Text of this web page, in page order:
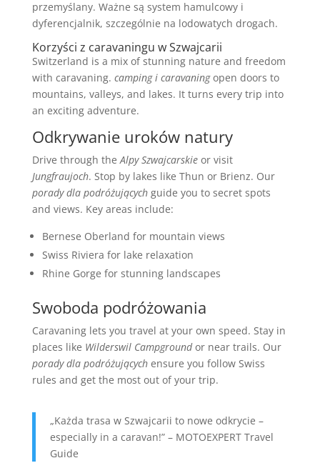
przemyślany. Ważne są system hamulcowy i
dyferencjalnik, szczególnie na lodowatych drogach.
Korzyści z caravaningu w Szwajcarii
Switzerland is a mix of stunning nature and freedom
with caravaning. camping i caravaningopen doors to
mountains, valleys, and lakes. It turns every trip into
an exciting adventure.
Odkrywanie uroków natury
Drive through theAlpy Szwajcarskieor visit
Jungfraujoch. Stop by lakes like Thun or Brienz. Our
porady dla podróżującychguide you to secret spots
and views. Key areas include:
Bernese Oberland for mountain views
Swiss Riviera for lake relaxation
Rhine Gorge for stunning landscapes
Swoboda podróżowania
Caravaning lets you travel at your own speed. Stay in
places like Wilderswil Campgroundor near trails. Our
porady dla podróżującychensure you follow Swiss
rules and get the most out of your trip.
„Każda trasa w Szwajcarii to nowe odkrycie –
especially in a caravan!” – MOTOEXPERT Travel
Guide